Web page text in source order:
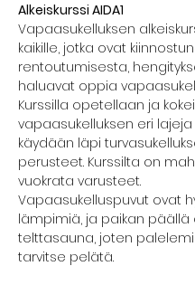
Alkeiskurssi AIDA1
Vapaasukelluksen
kaikille, jotka ovat
rentoutumisesta,
haluavat oppia
Kurssilla opetellaan ja
vapaasukelluksen eri lajeja
käydään läpi
perusteet. Kurssilta on
vuokrata varusteet.
Vapaasukelluspuvut ovat
lämpimiä, ja paikan päällä
telttasauna, joten
tarvitse pelätä.